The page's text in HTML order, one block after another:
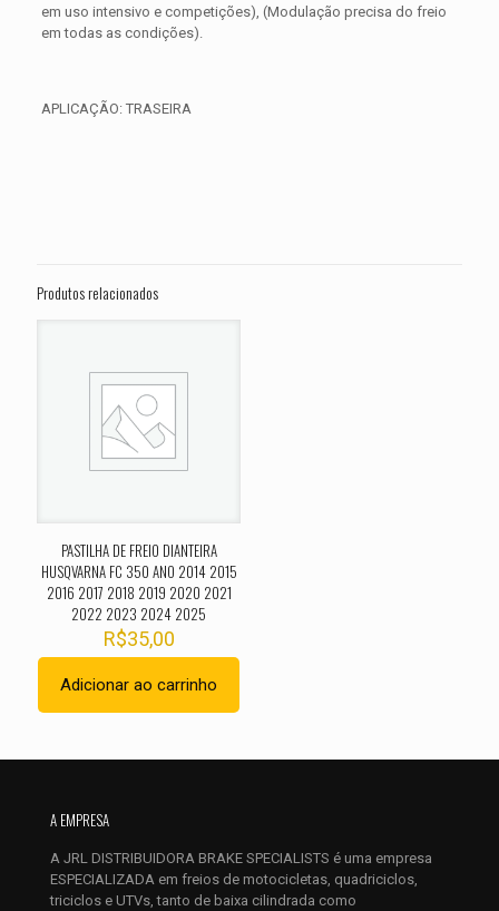
em uso intensivo e competições), (Modulação precisa do freio
em todas as condições).
APLICAÇÃO: TRASEIRA
ANO 2006 2007 2008”
obrigatórios são marcados com
Sua avaliação
1 de 5
2 de 5
mail*
Salvar meus dados neste navegador para a próxima vez que
eu comentar.
Produtos relacionados
PASTILHA DE FREIO DIANTEIRA
HUSQVARNA FC 350 ANO 2014 2015
2016 2017 2018 2019 2020 2021
2022 2023 2024 2025
R$35,00
Adicionar ao carrinho
A EMPRESA
A JRL DISTRIBUIDORA BRAKE SPECIALISTS é uma empresa
ESPECIALIZADA em freios de motocicletas, quadriciclos,
triciclos e UTVs, tanto de baixa cilindrada como